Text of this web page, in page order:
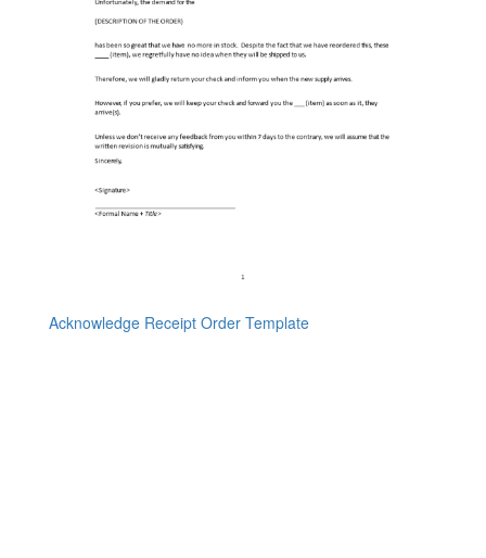
Acknowledge Receipt Order Template